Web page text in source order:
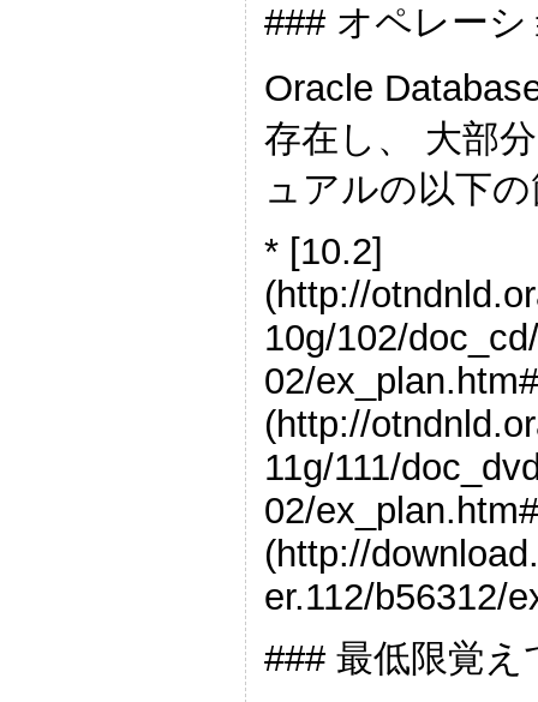
### オペレー
Oracle
存在し、 大部
ュアルの以下
* [10.2]
(http://
10g/102/
02/
(http://
11g/111/
02/
(http://
er.112/b56312/
### 最低限覚